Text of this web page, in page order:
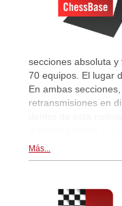
secciones absoluta
70 equipos. El lugar
En ambas
retransmisiones en
Más...